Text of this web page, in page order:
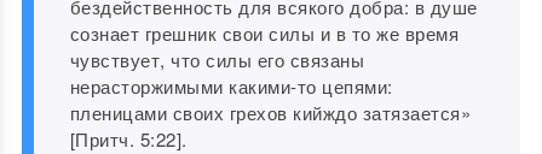
бездейственность для всякого добра: в душе
сознает грешник свои силы и в то же время
чувствует, что силы его связаны
нерасторжимыми какими-то цепями:
пленицами своих грехов кийждо затязается»
[Притч. 5:22].